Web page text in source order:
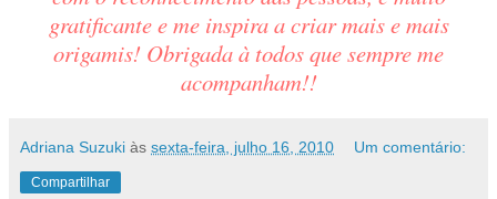
gratificante e me inspira a criar mais e mais
origamis! Obrigada à todos que sempre me
acompanham!!
Adriana Suzuki às sexta-feira, julho 16, 2010 Um comentário:
Compartilhar